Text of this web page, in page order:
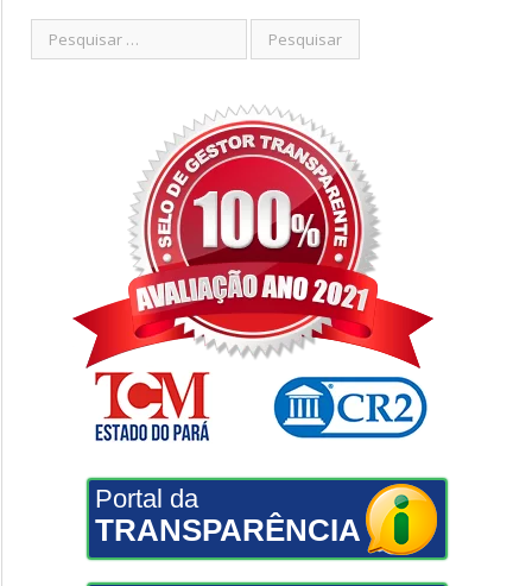
Portal da
TRANSPARÊNCIA